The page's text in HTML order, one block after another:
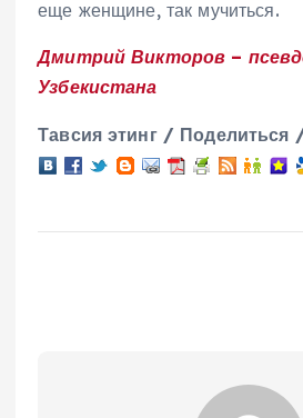
еще женщине, так мучиться.
Дмитрий Викторов –
Узбекистана
Тавсия этинг / Поделиться